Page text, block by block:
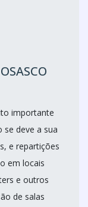
importante
deve a sua
e repartições
em locais
e outros
de salas